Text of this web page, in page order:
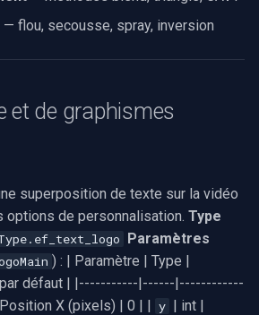
Serveur RTSP
Compositeur de vidéo en
Spécial
Decklink
NVIDIA
Pelco
Swann
GeoVision
Canon
Cisco
Grandstream
Capture vidéo (WMV)
Crossbar d'entrée vidéo
Moteur de rendu vidéo
— flou, secousse, spray, inversion
et de graphismes
superposition de texte sur la vidéo
options de personnalisation. Type
Paramètres
) : | Paramètre | Type |
par défaut | |-----------|------|------------
X (pixels) | 0 | | y | int |